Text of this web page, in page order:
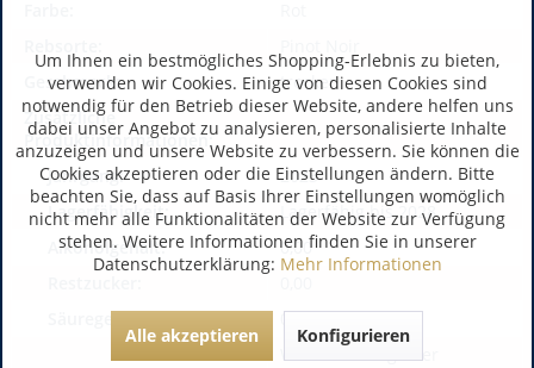
Geschmack:
trocken
Zusätzliche
Produktinformationen:
Jahrgang:
2023
Lagerfähigkeit:
Lagerfähig bis 2028
Alkoholgehalt:
0,00
0,00
WeinhausBrogsitter
Um Ihnen ein bestmögliches Shopping-Erlebnis zu bieten,
verwenden wir Cookies. Einige von diesen Cookies sind
notwendig für den Betrieb dieser Website, andere helfen uns
dabei unser Angebot zu analysieren, personalisierte Inhalte
anzuzeigen und unsere Website zu verbessern. Sie können die
Cookies akzeptieren oder die Einstellungen ändern. Bitte
beachten Sie, dass auf Basis Ihrer Einstellungen womöglich
nicht mehr alle Funktionalitäten der Website zur Verfügung
stehen. Weitere Informationen finden Sie in unserer
Datenschutzerklärung: Mehr Informationen
Alle akzeptieren Konfigurieren